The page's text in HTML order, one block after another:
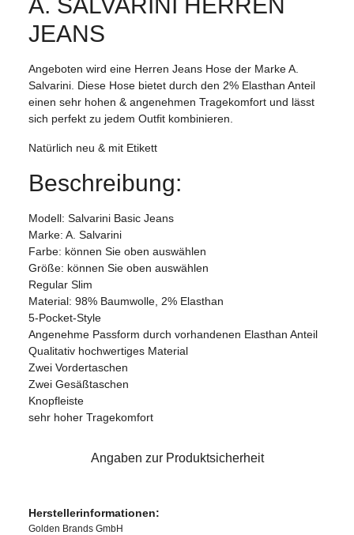
JEANS
Angeboten wird eine Herren Jeans Hose der Marke A.
Salvarini. Diese Hose bietet durch den 2% Elasthan Anteil
einen sehr hohen & angenehmen Tragekomfort und lässt
sich perfekt zu jedem Outfit kombinieren.
Natürlich neu & mit Etikett
Beschreibung:
Modell: Salvarini Basic Jeans
Marke: A. Salvarini
Farbe: können Sie oben auswählen
Größe: können Sie oben auswählen
Regular Slim
Material: 98% Baumwolle, 2% Elasthan
5-Pocket-Style
Angenehme Passform durch vorhandenen Elasthan Anteil
Qualitativ hochwertiges Material
Zwei Vordertaschen
Zwei Gesäßtaschen
Knopfleiste
sehr hoher Tragekomfort
Angaben zur Produktsicherheit
Herstellerinformationen:
Golden Brands GmbH